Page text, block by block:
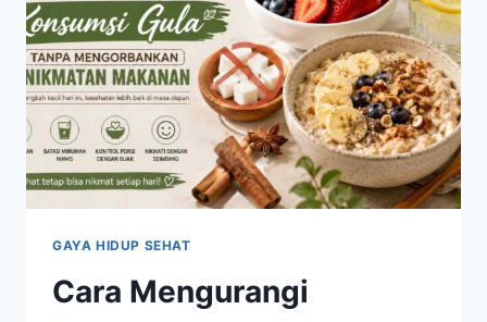
ALAT
GAYA HIDUP SEHAT
Cara Mengurangi